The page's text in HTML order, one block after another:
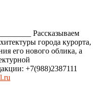
Рассказываем
города курорта,
его нового облика, а
+7(988)2387111